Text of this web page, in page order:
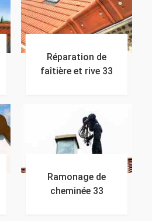
Réparation de
faîtière et rive 33
Ramonage de
cheminée 33